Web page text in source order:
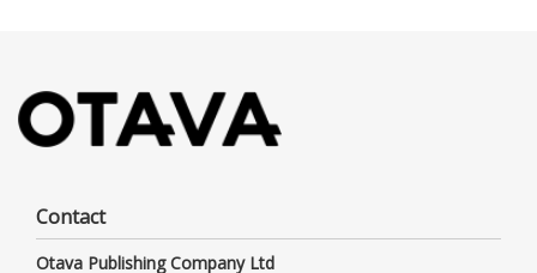
Contact
Otava Publishing Company Ltd